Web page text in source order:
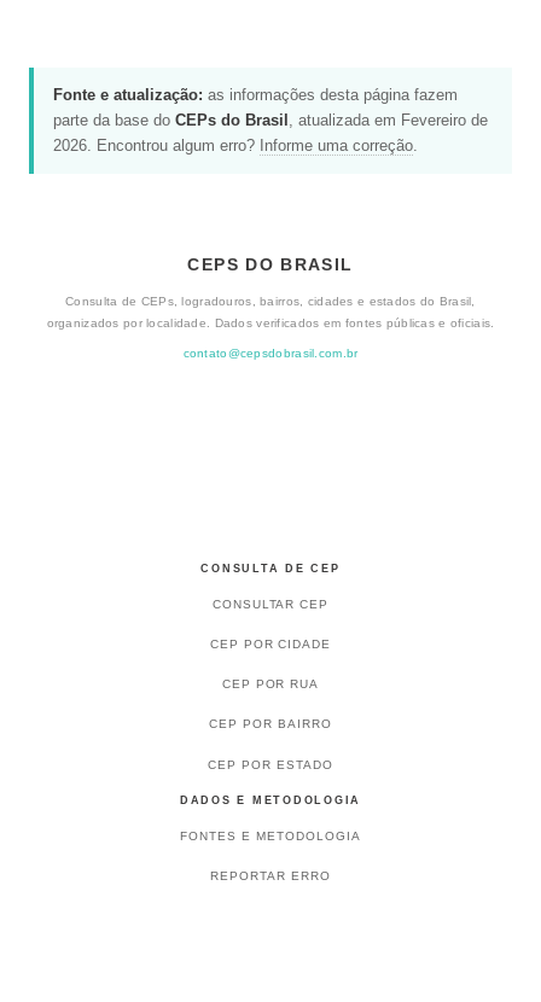
Fonte e atualização: as informações desta página fazem
parte da base do CEPs do Brasil , atualizada em Fevereiro de
2026. Encontrou algum erro? Informe uma correção.
CEPS DO BRASIL
Consulta de CEPs, logradouros, bairros, cidades e estados do Brasil,
organizados por localidade. Dados verificados em fontes públicas e oficiais.
contato@cepsdobrasil.com.br
CONSULTA DE CEP
CONSULTAR CEP
CEP POR CIDADE
CEP POR RUA
CEP POR BAIRRO
CEP POR ESTADO
DADOS E METODOLOGIA
FONTES E METODOLOGIA
REPORTAR ERRO